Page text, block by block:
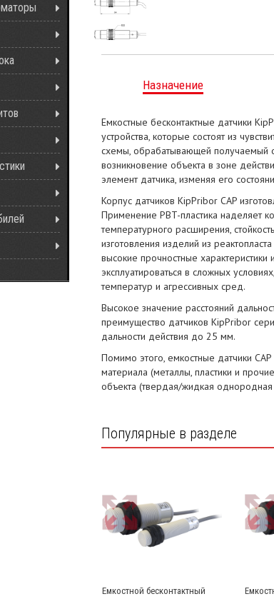
Назначение
Емкостные бесконтактные датчики
устройства, которые состоят из
схемы, обрабатывающей получаемый
возникновение объекта в зоне
элемент датчика, изменяя его
Корпус датчиков KipPribor CAP
Применение PBT-пластика наделяет
температурного расширения,
изготовления изделий из
высокие прочностные
эксплуатироваться в сложных
температур и агрессивных сред.
Высокое значение расстояний
преимущество датчиков KipPribor
дальности действия до 25 мм.
Помимо этого, емкостные датчики
материала (металлы, пластики и
объекта (твердая/жидкая однородная
Популярные в разделе
Емкостной бесконтактный